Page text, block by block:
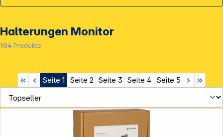
Halterungen Monitor
104 Produkte
Seite 1 Seite 2 Seite 3 Seite 4 Seite 5